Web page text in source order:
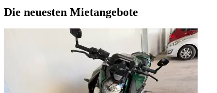
Die neuesten Mietangebote